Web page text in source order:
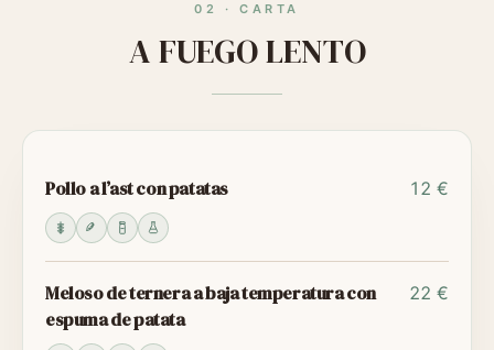
02 · CARTA
A FUEGO LENTO
Pollo a l’ast con patatas 12 €
Meloso de ternera a baja temperatura con
espuma de patata
22 €